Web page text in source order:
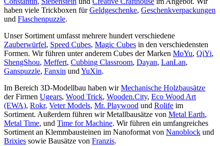
haben viele Trickboxen fürGeldgeschenke, Geschenkverpackungen
und Flaschenpuzzle.
Unser Sortiment umfasst mehrere hundert verschiedene
Zauberwürfel, Speed Cubes, Magic Cubes in den verschiedensten
Formen. Wir führen unter anderem Cubes der Marken MoYu, QiYi,
ShengShou, Meffert, Cubbing Classroom, Dayan, LanLan,
Ganspuzzle, Fanxin und YuXin.
Im Bereich 3D-Modellbau haben wirMechanische Holzbausätze
der Firmen Ugears, Wood Trick, Wooden.City, Eco Wood Art
(EWA), Rokr, Veter Models, Mr. Playwood und Rolife im
Sortiment. Außerdem führen wir Metallbausätze von Metal Earth,
Metal Time, und Time for Machine. Wir führen ein umfangreiches
Sortiment an Klemmbausteinen im Nanoformat von Nanoblock und
Brixies sowie Bausätze von Franzis.